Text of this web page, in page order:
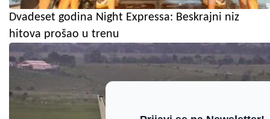
Dvadeset godina Night Expressa: Beskrajni niz
hitova prošao u trenu